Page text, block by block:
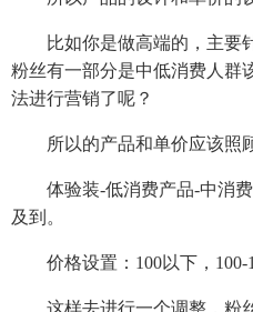
比如你是做高端的，主要
粉丝有一部分是中低消费人群
法进行营销了呢？
所以的产品和单价应该照顾
体验装-低消费产品-中消费
及到。
价格设置：100以下，100-
这样去进行一个调整，粉丝